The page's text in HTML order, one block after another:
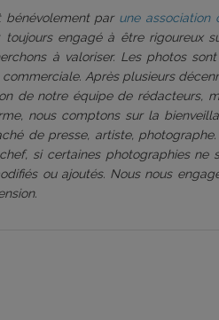
bénévolement par une association
toujours engagé à être rigoureux
à valoriser. Les photos
Après plusieurs
de notre équipe de rédacteurs,
nous comptons sur la
de presse, artiste,
si certaines photographies ne
ou ajoutés. Nous nous